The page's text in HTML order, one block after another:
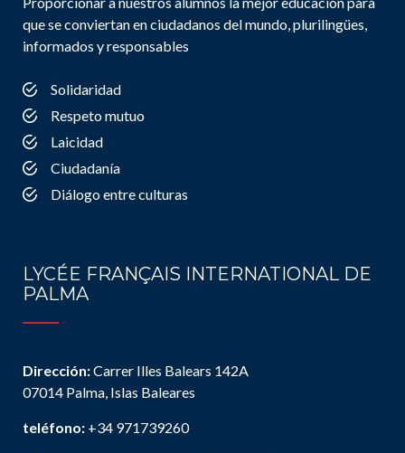
que se conviertan en ciudadanos del mundo, plurilingües,
informados y responsables
Solidaridad
Respeto mutuo
Laicidad
Ciudadanía
Diálogo entre culturas
LYCÉE FRANÇAIS INTERNATIONAL DE
PALMA
Dirección:Carrer Illes Balears 142A
07014 Palma, Islas Baleares
teléfono: +34 971739260